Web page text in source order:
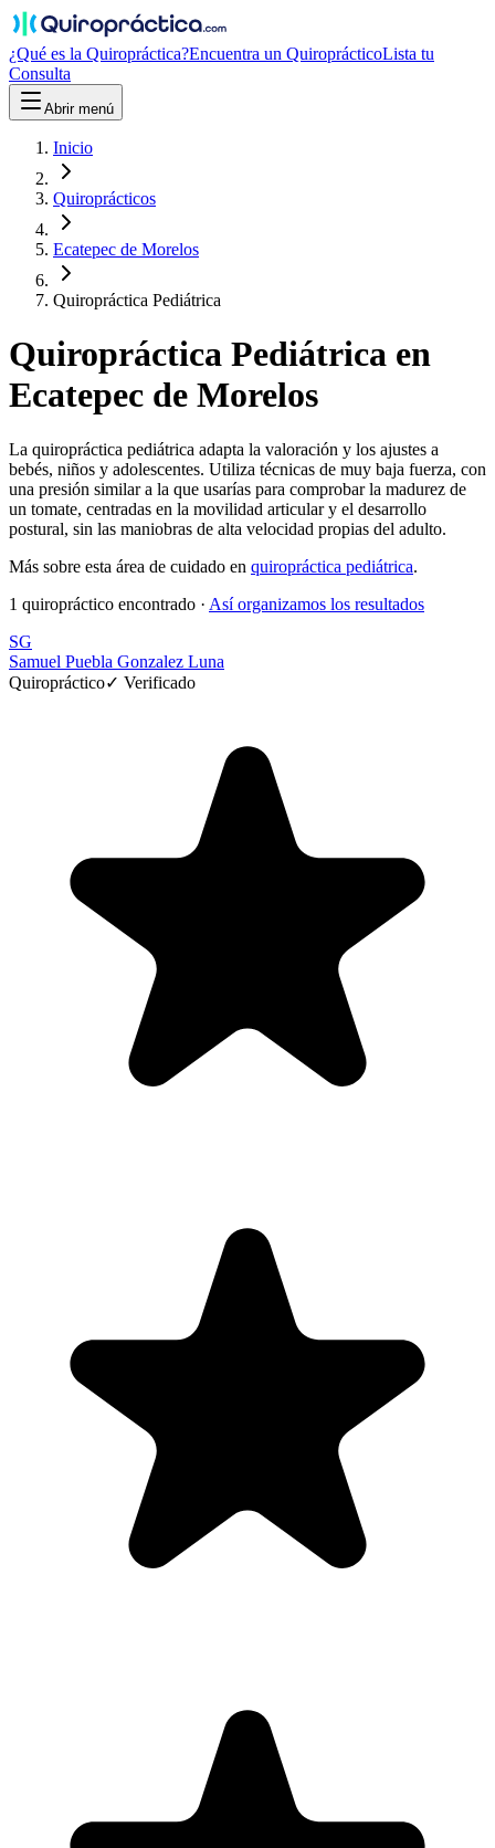
¿Qué es la Quiropráctica?Encuentra un QuiroprácticoLista tu
Consulta
Abrir menú
Inicio
Quiroprácticos
Ecatepec de Morelos
Quiropráctica Pediátrica
Quiropráctica Pediátrica en
Ecatepec de Morelos
La quiropráctica pediátrica adapta la valoración y los ajustes a
bebés, niños y adolescentes. Utiliza técnicas de muy baja fuerza, con
una presión similar a la que usarías para comprobar la madurez de
un tomate, centradas en la movilidad articular y el desarrollo
postural, sin las maniobras de alta velocidad propias del adulto.
Más sobre esta área de cuidado en quiropráctica pediátrica.
1 quiropráctico encontrado · Así organizamos los resultados
SG
Samuel Puebla Gonzalez Luna
Quiropráctico✓ Verificado